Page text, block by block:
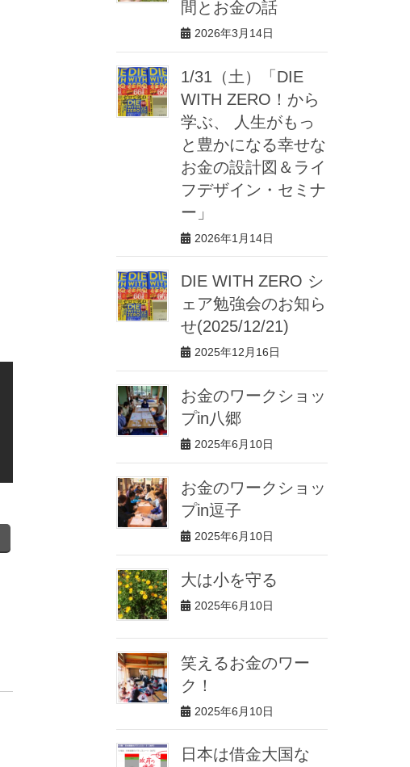
間とお金の話
2026年3月14日
1/31（土）「DIE
WITH ZERO！から
学ぶ、 人生がもっ
と豊かになる幸せな
お金の設計図＆ライ
フデザイン・セミナ
ー」
2026年1月14日
DIE WITH ZERO シ
ェア勉強会のお知ら
せ(2025/12/21)
2025年12月16日
お金のワークショッ
プin八郷
2025年6月10日
お金のワークショッ
プin逗子
2025年6月10日
大は小を守る
2025年6月10日
笑えるお金のワー
ク！
2025年6月10日
日本は借金大国な